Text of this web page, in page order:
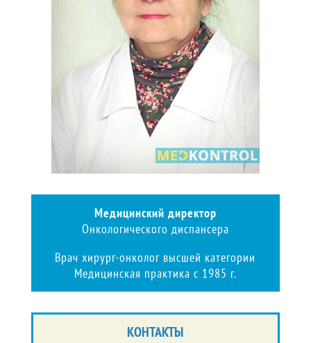
Медицинский директор
Онкологического диспансера
Врач хирург-онколог высшей категории
Медицинская практика с 1985 г.
КОНТАКТЫ